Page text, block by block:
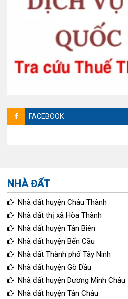
FACEBOOK
NHÀ ĐẤT
Nhà đất huyện Châu Thành
Nhà đất thị xã Hòa Thành
Nhà đất huyện Tân Biên
Nhà đất huyện Bến Cầu
Nhà đất Thành phố Tây Ninh
Nhà đất huyện Gò Dầu
Nhà đất huyện Dương Minh Châu
Nhà đất huyện Tân Châu